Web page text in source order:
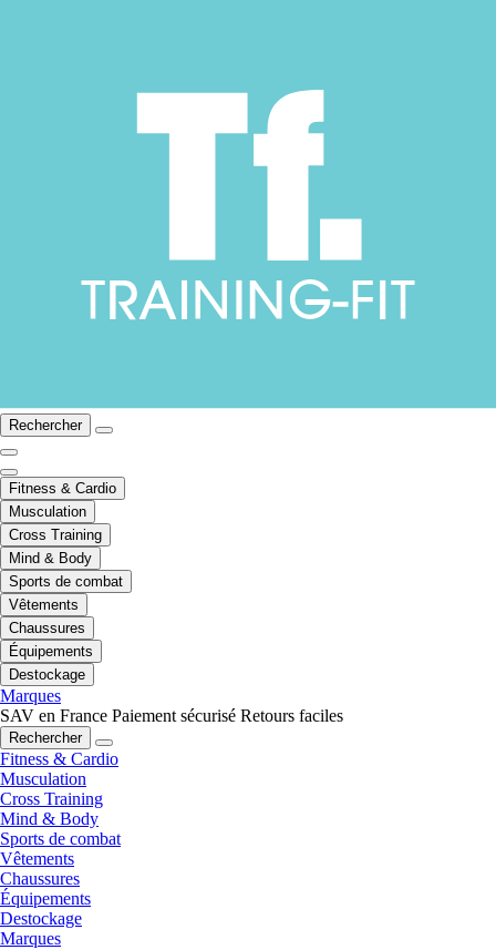
Rechercher
Fitness & Cardio
Musculation
Cross Training
Mind & Body
Sports de combat
Vêtements
Chaussures
Équipements
Destockage
Marques
SAV en France Paiement sécurisé Retours faciles
Rechercher
Fitness & Cardio
Musculation
Cross Training
Mind & Body
Sports de combat
Vêtements
Chaussures
Équipements
Destockage
Marques